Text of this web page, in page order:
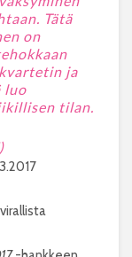
Tätä
on
ja
luo
tilan.